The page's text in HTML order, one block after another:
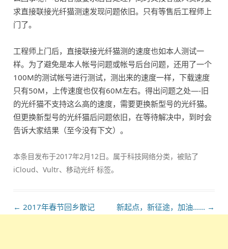
求直接联接光纤猫测速发现问题依旧。只有等售后工程师上
门了。
工程师上门后，直接联接光纤猫测的速度也如本人测试一
样。为了避免是本人帐号问题或帐号后台问题，还用了一个
100M的测试帐号进行测试，测出来的速度一样，下载速度
只有50M，上传速度也仅有60M左右。得出问题之处—-旧
的光纤猫不支持这么高的速度，需要更换新型号的光纤猫。
但更换新型号的光纤猫后问题依旧，在等待解决中，到时会
告诉大家结果（至今没有下文）。
本条目发布于2017年2月12日。属于科技网络分类，被贴了
iCloud、Vultr、移动光纤 标签。
文
← 2017年春节回乡散记 新起点，新征途，加油…… →